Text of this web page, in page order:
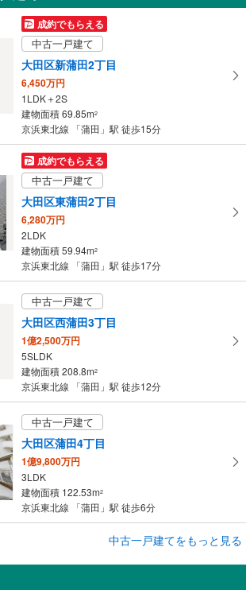
成約でもらえる
中古一戸建て
大田区新蒲田2丁目
6,450万円
1LDK＋2S
建物面積 69.85m2
京浜東北線 「蒲田」駅 徒歩15分
成約でもらえる
中古一戸建て
大田区東蒲田2丁目
6,280万円
2LDK
建物面積 59.94m2
京浜東北線 「蒲田」駅 徒歩17分
中古一戸建て
大田区西蒲田3丁目
1億2,500万円
5SLDK
建物面積 208.8m2
京浜東北線 「蒲田」駅 徒歩12分
中古一戸建て
大田区蒲田4丁目
1億9,800万円
3LDK
建物面積 122.53m2
京浜東北線 「蒲田」駅 徒歩6分
中古一戸建てをもっと見る